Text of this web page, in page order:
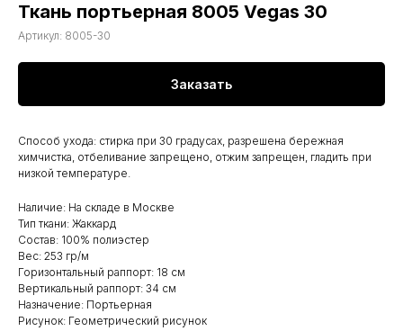
Ткань портьерная 8005 Vegas 30
Артикул: 8005-30
Заказать
Способ ухода: стирка при 30 градусах, разрешена бережная
химчистка, отбеливание запрещено, отжим запрещен, гладить при
низкой температуре.
Наличие: На складе в Москве
Тип ткани: Жаккард
Состав: 100% полиэстер
Вес: 253 гр/м
Горизонтальный раппорт: 18 см
Вертикальный раппорт: 34 см
Назначение: Портьерная
Рисунок: Геометрический рисунок